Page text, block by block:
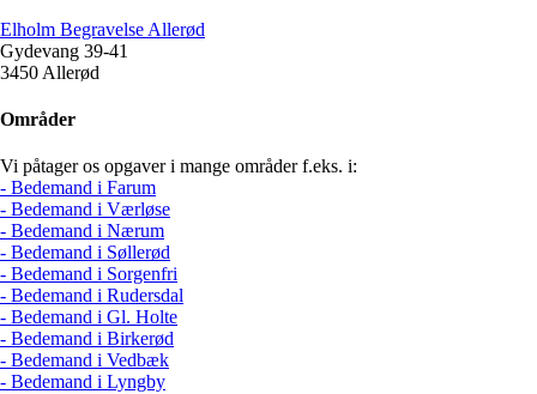
Elholm Begravelse Allerød
Gydevang 39-41
3450 Allerød
Områder
Vi påtager os opgaver i mange områder f.eks. i:
- Bedemand i Farum
- Bedemand i Værløse
- Bedemand i Nærum
- Bedemand i Søllerød
- Bedemand i Sorgenfri
- Bedemand i Rudersdal
- Bedemand i Gl. Holte
- Bedemand i Birkerød
- Bedemand i Vedbæk
- Bedemand i Lyngby